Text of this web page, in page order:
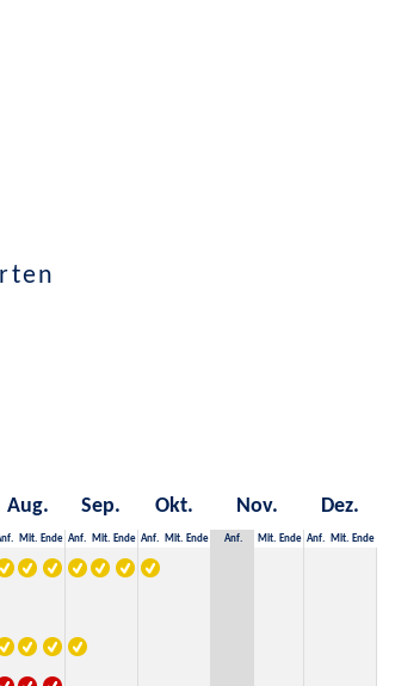
Aug. Sep. Okt. Nov. Dez.
Mit. Ende Anf. Mit. Ende Anf. Mit. Ende Anf. Mit. Ende Anf. Mit. Ende